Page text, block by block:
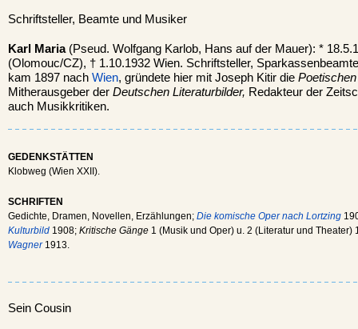
Schriftsteller, Beamte und Musiker
Karl Maria(Pseud. Wolfgang Karlob, Hans auf der Mauer): *
(Olomouc/CZ), † 1.10.1932 Wien. Schriftsteller,
kam 1897 nach Wien, gründete hier mit Joseph Kitir die
Mitherausgeber der Deutschen Literaturbilder, Redakteur der
auch Musikkritiken.
GEDENKSTÄTTEN
Klobweg (Wien XXII).
SCHRIFTEN
Gedichte, Dramen, Novellen, Erzählungen; Die komische Oper nach Lortzing
Kulturbild 1908; Kritische Gänge 1 (Musik und Oper) u. 2 (Literatur und Theater)
Wagner1913.
Sein Cousin